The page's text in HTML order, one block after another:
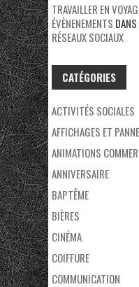
TRAVAILLER EN
ÉVÈNENEMENTS DANS
RÉSEAUX SOCIAUX
CATÉGORIES
ACTIVITÉS SOCIALES
AFFICHAGES ET
ANIMATIONS
ANNIVERSAIRE
BAPTÊME
BIÈRES
CINÉMA
COIFFURE
COMMUNICATION